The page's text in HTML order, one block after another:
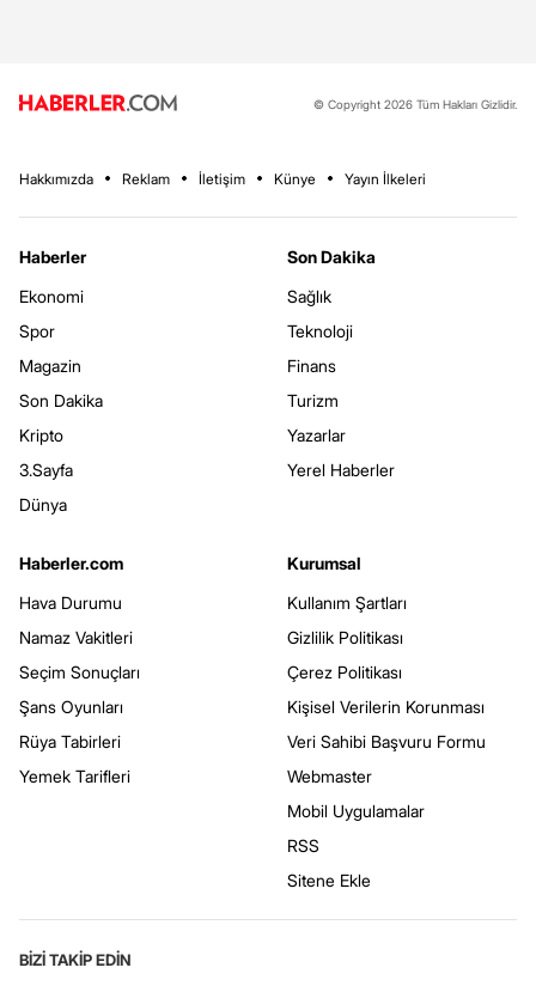
© Copyright 2026 Tüm Hakları Gizlidir.
Hakkımızda Reklam İletişim Künye Yayın İlkeleri
Haberler
Ekonomi
Spor
Magazin
Son Dakika
Kripto
3.Sayfa
Dünya
Son Dakika
Sağlık
Teknoloji
Finans
Turizm
Yazarlar
Yerel Haberler
Haberler.com
Hava Durumu
Namaz Vakitleri
Seçim Sonuçları
Şans Oyunları
Rüya Tabirleri
Yemek Tarifleri
Kurumsal
Kullanım Şartları
Gizlilik Politikası
Çerez Politikası
Kişisel Verilerin Korunması
Veri Sahibi Başvuru Formu
Webmaster
Mobil Uygulamalar
RSS
Sitene Ekle
BİZİ TAKİP EDİN